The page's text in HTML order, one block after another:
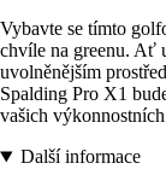
Vybavte se tímto
chvíle na greenu. Ať
uvolněnějším
Spalding Pro X1
vašich
Další informace